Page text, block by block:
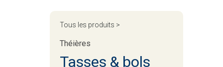
Tous les produits >
Théières
Tasses & bols